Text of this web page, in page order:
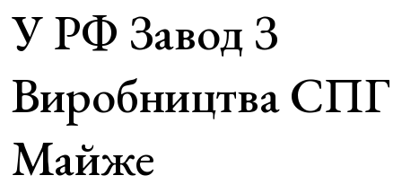
У РФ Завод З
Виробництва СПГ
Майже